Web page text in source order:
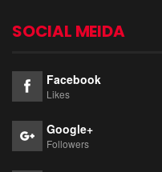
SOCIAL MEIDA
Facebook
Likes
Google+
Followers